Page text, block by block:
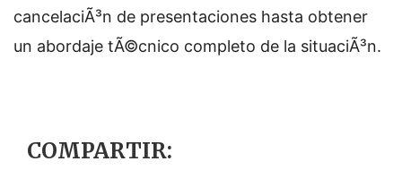
cancelaciÃ³n de presentaciones hasta obtener
un abordaje tÃ©cnico completo de la situaciÃ³n.
COMPARTIR: